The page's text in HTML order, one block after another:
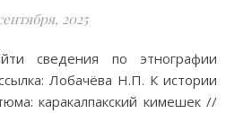
2025
Лобачёва Н.П. К истории
каракалпакский кимешек //